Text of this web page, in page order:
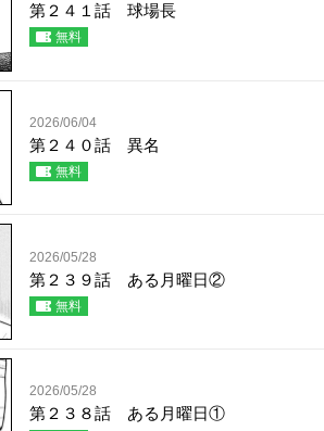
第２４１話 球場長
無料
2026/06/04
第２４０話 異名
無料
2026/05/28
第２３９話 ある月曜日②
無料
2026/05/28
第２３８話 ある月曜日①